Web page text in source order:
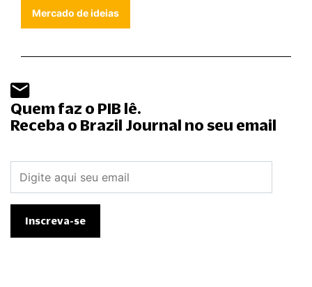
Mercado de ideias
Quem faz o PIB lê.
Receba o Brazil Journal no seu email